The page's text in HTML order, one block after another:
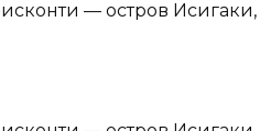
— остров